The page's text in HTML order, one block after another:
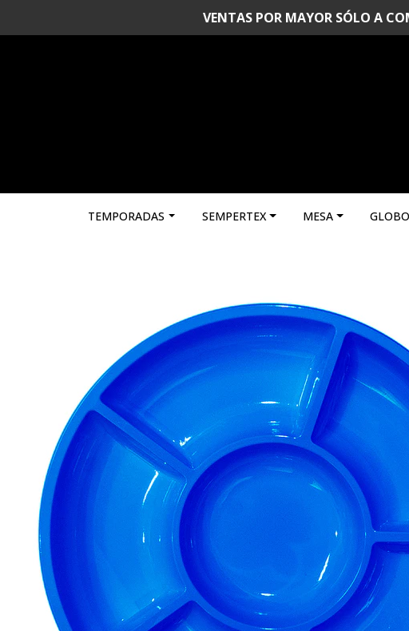
VENTAS POR MAYOR SÓLO A
TEMPORADAS SEMPERTEX MESA